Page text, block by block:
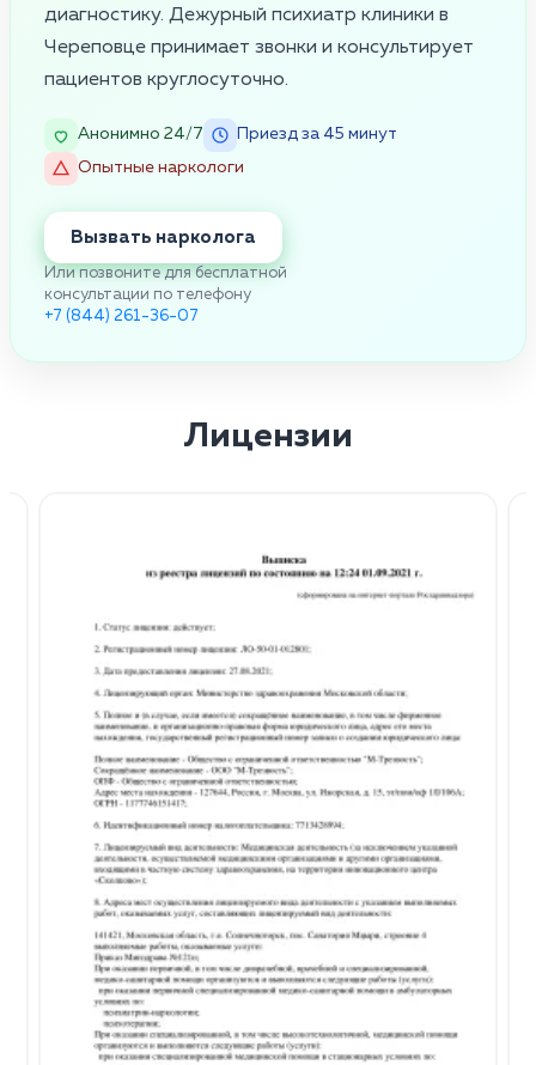
диагностику. Дежурный психиатр клиники в
Череповце принимает звонки и консультирует
пациентов круглосуточно.
Анонимно 24/7
Приезд за 45 минут
Опытные наркологи
Вызвать нарколога
Или позвоните для бесплатной
консультации по телефону
+7 (844) 261-36-07
Лицензии